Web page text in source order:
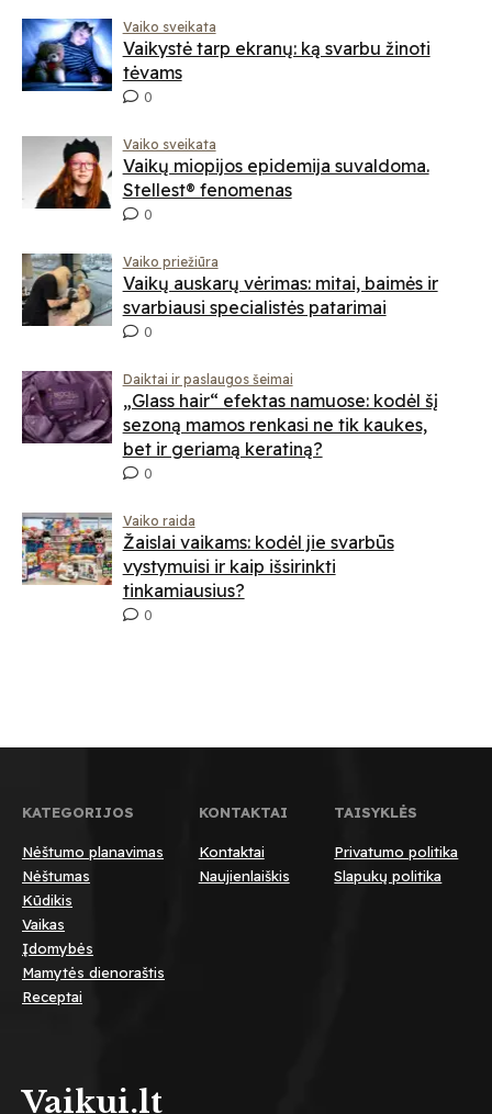
Vaiko sveikata
Vaikystė tarp ekranų: ką svarbu žinoti
tėvams
0
Vaiko sveikata
Vaikų miopijos epidemija suvaldoma.
Stellest® fenomenas
0
Vaiko priežiūra
Vaikų auskarų vėrimas: mitai, baimės ir
svarbiausi specialistės patarimai
0
Daiktai ir paslaugos šeimai
„Glass hair“ efektas namuose: kodėl šį
sezoną mamos renkasi ne tik kaukes,
bet ir geriamą keratiną?
0
Vaiko raida
Žaislai vaikams: kodėl jie svarbūs
vystymuisi ir kaip išsirinkti
tinkamiausius?
0
KATEGORIJOS
Nėštumo planavimas
Nėštumas
Kūdikis
Vaikas
Įdomybės
Mamytės dienoraštis
Receptai
KONTAKTAI
Kontaktai
Naujienlaiškis
TAISYKLĖS
Privatumo politika
Slapukų politika
Vaikui.lt